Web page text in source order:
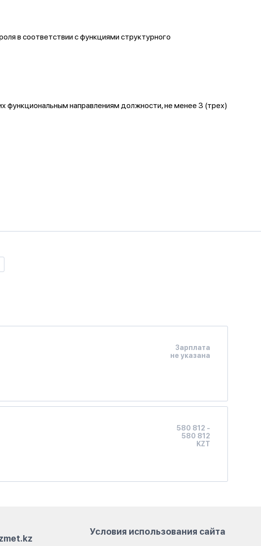
в соответствии с функциями структурного
функциональным направлениям должности, не менее 3 (трех)
Зарплата
не указана
580 812 -
580 812
KZT
Условия использования сайта